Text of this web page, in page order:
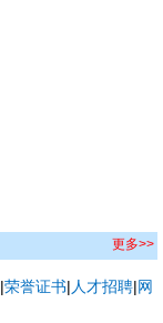
更多>>
|荣誉证书| 人才招聘|网